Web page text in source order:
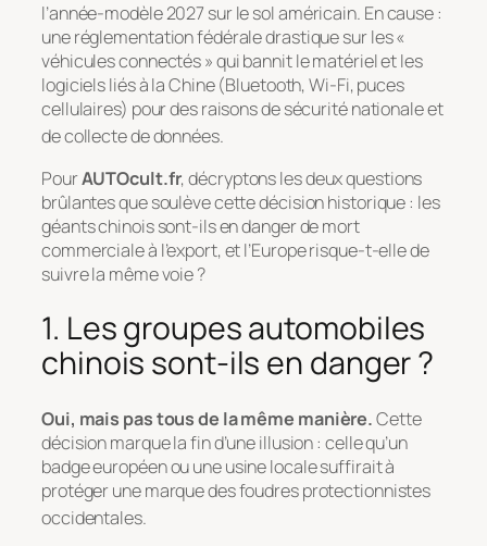
l’année-modèle 2027 sur le sol américain. En cause :
une réglementation fédérale drastique sur les «
véhicules connectés » qui bannit le matériel et les
logiciels liés à la Chine (Bluetooth, Wi-Fi, puces
cellulaires) pour des raisons de sécurité nationale et
de collecte de données.
PourAUTOcult.fr, décryptons les deux questions
brûlantes que soulève cette décision historique : les
géants chinois sont-ils en danger de mort
commerciale à l’export, et l’Europe risque-t-elle de
suivre la même voie ?
1. Les groupes automobiles
chinois sont-ils en danger ?
Oui, mais pas tous de la même manière.Cette
décision marque la fin d’une illusion : celle qu’un
badge européen ou une usine locale suffirait à
protéger une marque des foudres protectionnistes
occidentales.